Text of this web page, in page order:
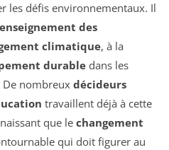
les défis environnementaux. Il
enseignement des
climatique, à la
durable dans les
De nombreux décideurs
travaillent déjà à cette
que le changement
qui doit figurer au